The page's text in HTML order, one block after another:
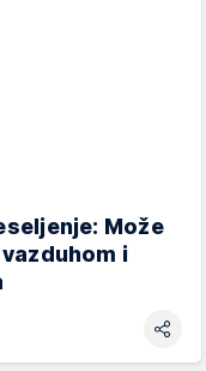
Može
i